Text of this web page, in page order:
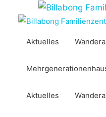
Inhalt
Aktuelles
Aktuelles